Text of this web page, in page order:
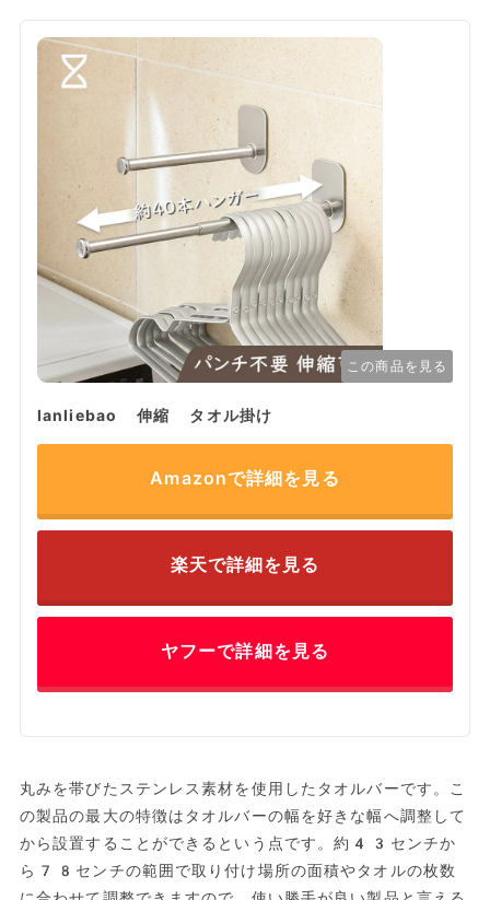
この商品を見る
lanliebao 伸縮 タオル掛け
Amazonで詳細を見る
楽天で詳細を見る
ヤフーで詳細を見る
丸みを帯びたステンレス素材を使用したタオルバーです。こ
の製品の最大の特徴はタオルバーの幅を好きな幅へ調整して
から設置することができるという点です。約43センチか
ら78センチの範囲で取り付け場所の面積やタオルの枚数